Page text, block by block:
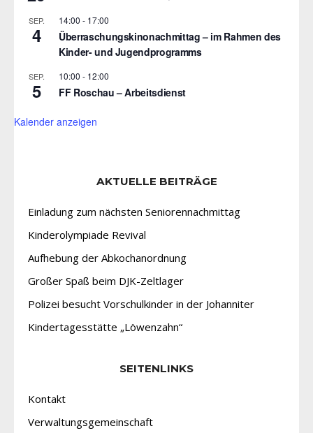
SEP.
4
14:00 - 17:00
Überraschungskinonachmittag – im Rahmen des
Kinder- und Jugendprogramms
SEP.
5
10:00 - 12:00
FF Roschau – Arbeitsdienst
Kalender anzeigen
AKTUELLE BEITRÄGE
Einladung zum nächsten Seniorennachmittag
Kinderolympiade Revival
Aufhebung der Abkochanordnung
Großer Spaß beim DJK-Zeltlager
Polizei besucht Vorschulkinder in der Johanniter
Kindertagesstätte „Löwenzahn“
SEITENLINKS
Kontakt
Verwaltungsgemeinschaft